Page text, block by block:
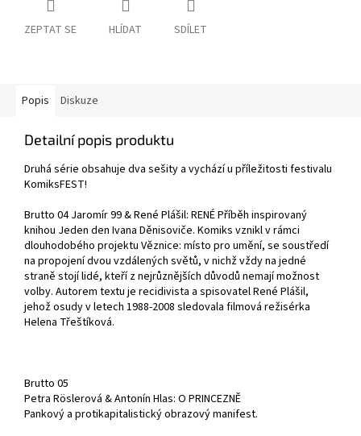
ZEPTAT SE HLÍDAT SDÍLET
Popis Diskuze
Detailní popis produktu
Druhá série obsahuje dva sešity a vychází u příležitosti festivalu
KomiksFEST!
Brutto 04 Jaromír 99 & René Plášil: RENÉ Příběh inspirovaný
knihou Jeden den Ivana Děnisoviče. Komiks vznikl v rámci
dlouhodobého projektu Věznice: místo pro umění, se soustředí
na propojení dvou vzdálených světů, v nichž vždy na jedné
straně stojí lidé, kteří z nejrůznějších důvodů nemají možnost
volby. Autorem textu je recidivista a spisovatel René Plášil,
jehož osudy v letech 1988-2008 sledovala filmová režisérka
Helena Třeštíková.
Brutto 05
Petra Röslerová & Antonín Hlas: O PRINCEZNĚ
Pankový a protikapitalistický obrazový manifest.